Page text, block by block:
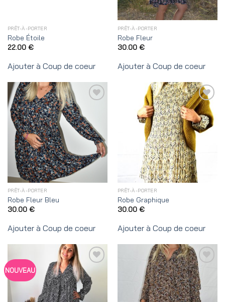
PRÊT-À-PORTER
Robe Étoile
22.00 €
Ajouter à Coup de coeur
PRÊT-À-PORTER
Robe Fleur
30.00 €
Ajouter à Coup de coeur
Coup
de
coeur
PRÊT-À-PORTER
Robe Fleur Bleu
30.00 €
Ajouter à Coup de coeur
Ajouter
à
Coup
de
coeur
PRÊT-À-PORTER
Robe Graphique
30.00 €
Ajouter à Coup de coeur
NOUVEAU
Ajouter
à
Coup
de
Ajouter
Coup
de
coeur